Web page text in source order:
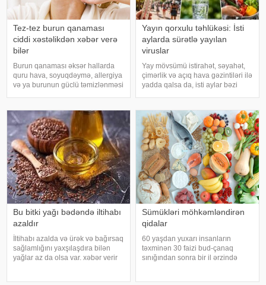
Tez-tez burun qanaması
ciddi xəstəlikdən xəbər verə
bilər
Burun qanaması əksər hallarda
quru hava, soyuqdəymə, allergiya
və ya burunun güclü təmizlənməsi
tez-tez təkrarlanır, çox olursa və
ya çətin dayanırsa, mütlə
Yayın qorxulu təhlükəsi: İsti
aylarda sürətlə yayılan
viruslar
Yay mövsümü istirahət, səyahət,
çimərlik və açıq hava gəzintiləri ilə
yadda qalsa da, isti aylar bəzi
Buna səbəb təkcə yüksək
temperatur deyil. Açıq havad
Bu bitki yağı bədəndə iltihabı
azaldır
İltihabı azalda və ürək və bağırsaq
sağlamlığını yaxşılaşdıra bilən
yağlar az da olsa var. xəbər verir
Sümükləri möhkəmləndirən
qidalar
60 yaşdan yuxarı insanların
təxminən 30 faizi bud-çanaq
sınığından sonra bir il ərzində